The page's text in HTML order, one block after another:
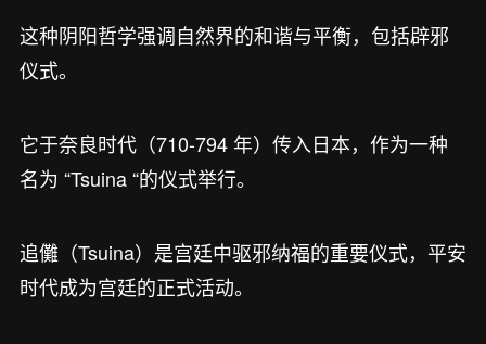
这种阴阳哲学强调自然界的和谐与平衡，包括辟邪
仪式。
它于奈良时代（710-794 年）传入日本，作为一种
名为 “Tsuina “的仪式举行。
追儺（Tsuina）是宫廷中驱邪纳福的重要仪式，平安
时代成为宫廷的正式活动。